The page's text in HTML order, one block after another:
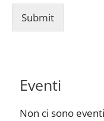
Submit
Eventi
Non ci sono eventi